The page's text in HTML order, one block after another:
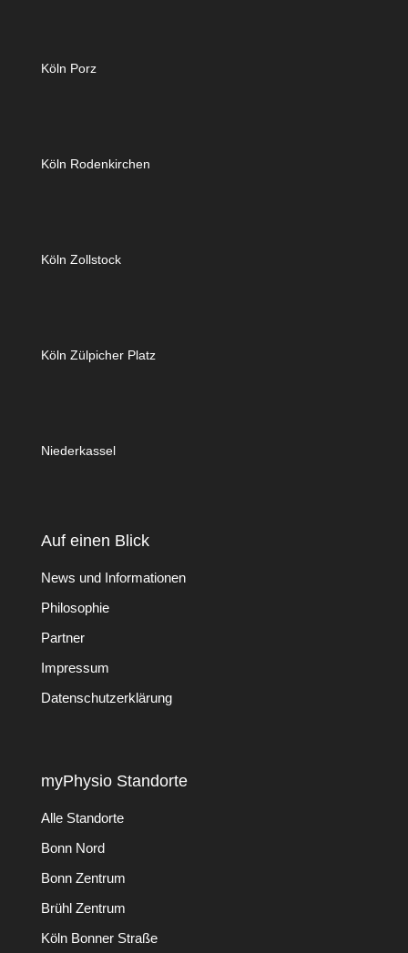
Köln Porz
Köln Rodenkirchen
Köln Zollstock
Köln Zülpicher Platz
Niederkassel
Auf einen Blick
News und Informationen
Philosophie
Partner
Impressum
Datenschutzerklärung
myPhysio Standorte
Alle Standorte
Bonn Nord
Bonn Zentrum
Brühl Zentrum
Köln Bonner Straße